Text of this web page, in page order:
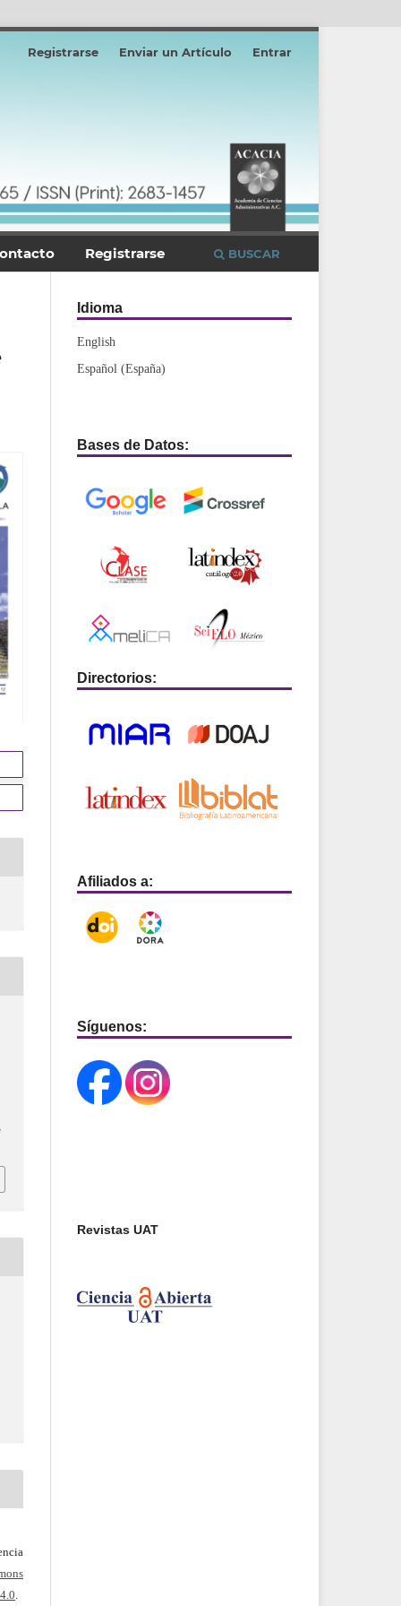
Registrarse BUSCAR
Registrarse Enviar un Artículo Entrar
.
Idioma
English
Español (España)
Bases de Datos:
Directorios:
Afiliados a:
Síguenos:
Revistas UAT